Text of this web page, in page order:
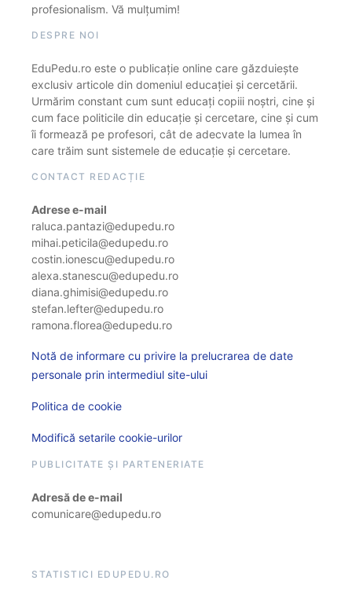
profesionalism. Vă mulțumim!
DESPRE NOI
EduPedu.ro este o publicație online care găzduiește
exclusiv articole din domeniul educației și cercetării.
Urmărim constant cum sunt educați copiii noștri, cine și
cum face politicile din educație și cercetare, cine și cum
îi formează pe profesori, cât de adecvate la lumea în
care trăim sunt sistemele de educație și cercetare.
CONTACT REDACȚIE
Adrese e-mail
raluca.pantazi@edupedu.ro
mihai.peticila@edupedu.ro
costin.ionescu@edupedu.ro
alexa.stanescu@edupedu.ro
diana.ghimisi@edupedu.ro
stefan.lefter@edupedu.ro
ramona.florea@edupedu.ro
Notă de informare cu privire la prelucrarea de date
personale prin intermediul site-ului
Politica de cookie
Modifică setarile cookie-urilor
PUBLICITATE ȘI PARTENERIATE
Adresă de e-mail
comunicare@edupedu.ro
STATISTICI EDUPEDU.RO